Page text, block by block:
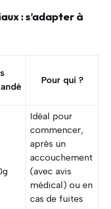
: s’adapter à
Pour qui ?
Idéal pour
commencer,
après un
accouchement
(avec avis
médical) ou en
cas de fuites